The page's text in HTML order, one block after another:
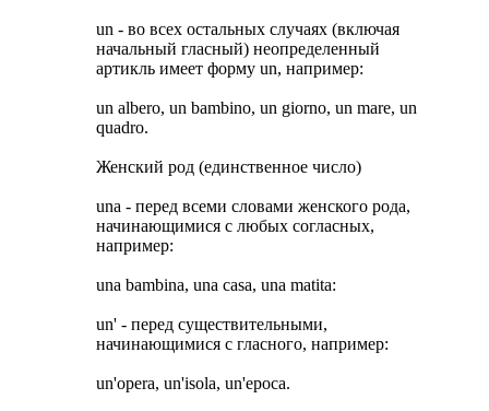
un - во всех остальных случаях (включая
начальный гласный) неопределенный
артикль имеет форму un, например:
un albero, un bambino, un giorno, un mare, un
quadro.
Женский род (единственное число)
una - перед всеми словами женского рода,
начинающимися с любых согласных,
например:
una bambina, una casa, una matita:
un' - перед существительными,
начинающимися с гласного, например:
un'opera, un'isola, un'epoca.